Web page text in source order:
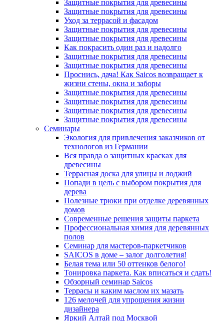
Защитные покрытия для древесины
Защитные покрытия для древесины
Уход за террасой и фасадом
Защитные покрытия для древесины
Защитные покрытия для древесины
Как покрасить один раз и надолго
Защитные покрытия для древесины
Защитные покрытия для древесины
Проснись, дача! Как Saicos возвращает к
жизни стены, окна и заборы
Защитные покрытия для древесины
Защитные покрытия для древесины
Защитные покрытия для древесины
Защитные покрытия для древесины
Семинары
Экология для привлечения заказчиков от
технологов из Германии
Вся правда о защитных красках для
древесины
Террасная доска для улицы и лоджий
Попади в цель с выбором покрытия для
дерева
Полезные трюки при отделке деревянных
домов
Современные решения защиты паркета
Профессиональная химия для деревянных
полов
Семинар для мастеров-паркетчиков
SAICOS в доме – залог долголетия!
Белая тема или 50 оттенков белого!
Тонировка паркета. Как вписаться и сдать!
Обзорный семинар Saicos
Террасы и каким маслом их мазать
126 мелочей для упрощения жизни
дизайнера
Яркий Алтай под Москвой